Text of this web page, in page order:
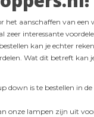
het aanschaffen van
zeer interessante
kan je echter
Wat dit betreft kan
down is te bestellen in
onze lampen zijn uit